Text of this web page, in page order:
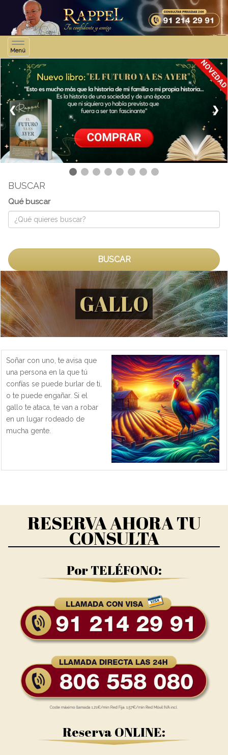
Toggle
navigation
Menú
❮ ❯
BUSCAR
Qué buscar
BUSCAR
GALLO
Soñar con uno, te avisa que
una persona en la que tú
confías se puede burlar de ti,
o te puede engañar. Si el
gallo te ataca, te van a robar
en un lugar rodeado de
mucha gente.
RESERVA AHORA TU
CONSULTA
Por TELÉFONO:
Reserva ONLINE: